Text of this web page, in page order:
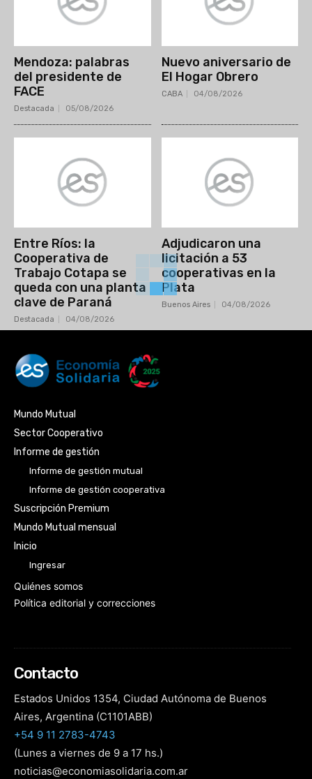
Mendoza: palabras
del presidente de
FACE
Destacada 05/08/2026
Nuevo aniversario de
El Hogar Obrero
CABA 04/08/2026
Entre Ríos: la
Cooperativa de
Trabajo Cotapa se
queda con una planta
clave de Paraná
Destacada 04/08/2026
Adjudicaron una
licitación a 53
cooperativas en la
Plata
Buenos Aires 04/08/2026
Mundo Mutual
Sector Cooperativo
Informe de gestión
Informe de gestión mutual
Informe de gestión cooperativa
Suscripción Premium
Mundo Mutual mensual
Inicio
Ingresar
Quiénes somos
Política editorial y correcciones
Contacto
Estados Unidos 1354, Ciudad Autónoma de Buenos
Aires, Argentina (C1101ABB)
+54 9 11 2783-4743
(Lunes a viernes de 9 a 17 hs.)
noticias@economiasolidaria.com.ar